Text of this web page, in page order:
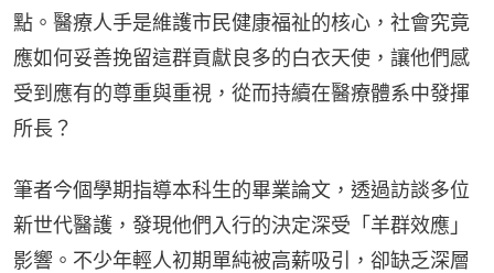
點。醫療人手是維護市民健康福祉的核心，社會究竟
應如何妥善挽留這群貢獻良多的白衣天使，讓他們感
受到應有的尊重與重視，從而持續在醫療體系中發揮
所長？
筆者今個學期指導本科生的畢業論文，透過訪談多位
新世代醫護，發現他們入行的決定深受「羊群效應」
影響。不少年輕人初期單純被高薪吸引，卻缺乏深層